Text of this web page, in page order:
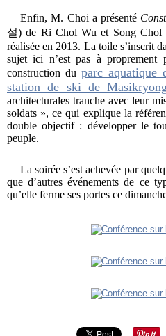
Enfin, M. Choi a présenté
설) de Ri Chol Wu et Song Chol
réalisée en 2013. La toile s’inscrit
sujet ici n’est pas à proprement
construction duparc aquatique
station de ski de Masikryong
architecturales tranche avec leur
soldats », ce qui explique la
double objectif : développer le
peuple.
La soirée s’est achevée par
que d’autres événements de ce
qu’elle ferme ses portes ce